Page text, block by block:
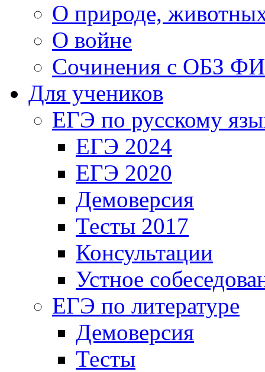
О природе,
О войне
Сочинения с ОБЗ
Для учеников
ЕГЭ по русскому
ЕГЭ 2024
ЕГЭ 2020
Демоверсия
Тесты 2017
Консультации
Устное
ЕГЭ по литературе
Демоверсия
Тесты